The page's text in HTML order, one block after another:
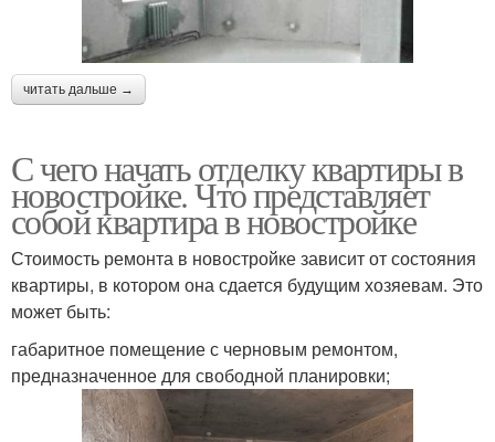
читать дальше →
С чего начать отделку квартиры в
новостройке. Что представляет
собой квартира в новостройке
Стоимость ремонта в новостройке зависит от состояния
квартиры, в котором она сдается будущим хозяевам. Это
может быть:
габаритное помещение с черновым ремонтом,
предназначенное для свободной планировки;